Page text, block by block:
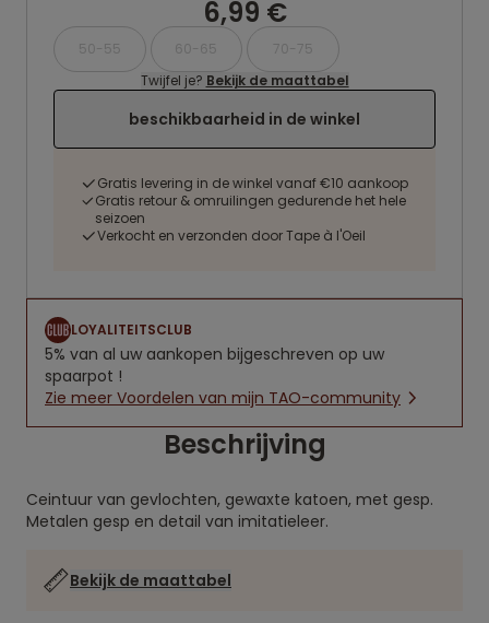
6,99 €
50-55 60-65
70-75
Twijfel je? Bekijk de maattabel
beschikbaarheid in de winkel
Gratis levering in de winkel vanaf €10 aankoop
Gratis retour & omruilingen gedurende het hele
seizoen
Verkocht en verzonden door Tape à l'Oeil
LOYALITEITSCLUB
5% van al uw aankopen bijgeschreven op uw
spaarpot !
Zie meer Voordelen van mijn TAO-community
Beschrijving
Ceintuur van gevlochten, gewaxte katoen, met gesp.
Metalen gesp en detail van imitatieleer.
Bekijk de maattabel